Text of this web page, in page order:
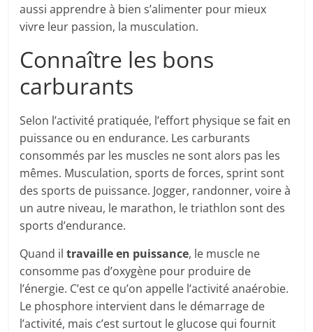
aussi apprendre à bien s’alimenter pour mieux
vivre leur passion, la musculation.
Connaître les bons
carburants
Selon l’activité pratiquée, l’effort physique se fait en
puissance ou en endurance. Les carburants
consommés par les muscles ne sont alors pas les
mêmes. Musculation, sports de forces, sprint sont
des sports de puissance. Jogger, randonner, voire à
un autre niveau, le marathon, le triathlon sont des
sports d’endurance.
Quand iltravaille en puissance, le muscle ne
consomme pas d’oxygène pour produire de
l’énergie. C’est ce qu’on appelle l’activité anaérobie.
Le phosphore intervient dans le démarrage de
l’activité, mais c’est surtout le glucose qui fournit